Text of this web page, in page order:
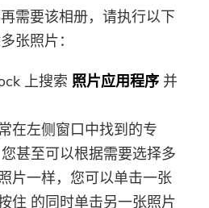
需要该相册，请执行以下
张照片：
上搜索照片应用程序 并
在左侧窗口中找到的专
甚至可以根据需要选择多
片一样，您可以单击一张
住 的同时单击另一张照片